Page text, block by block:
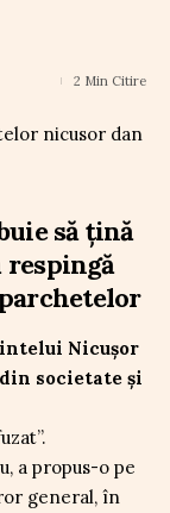
2 Min Citire
să țină
respingă
Nicușor
societate și
a propus-o pe
general, în